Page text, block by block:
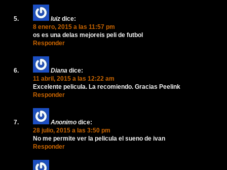
luiz dice:
8 enero, 2015 a las 11:57 pm
os es una delas mejoreis peli de futbol
Responder
Diana dice:
11 abril, 2015 a las 12:22 am
Excelente pelicula. La recomiendo. Gracias Peelink
Responder
Anonimo dice:
28 julio, 2015 a las 3:50 pm
No me permite ver la pelicula el sueno de ivan
Responder